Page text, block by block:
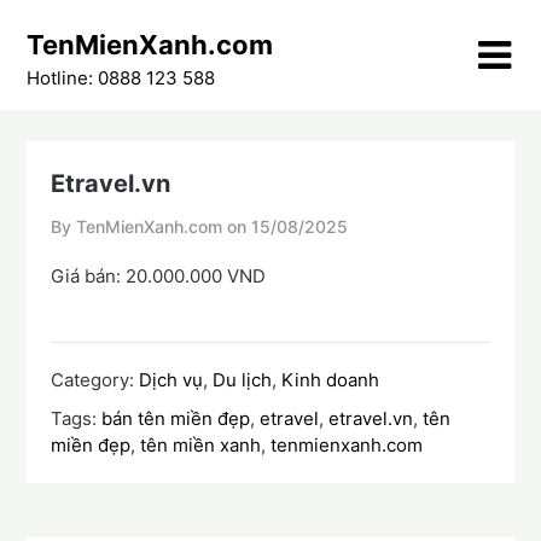
content
TenMienXanh.com
Hotline: 0888 123 588
Etravel.vn
By TenMienXanh.com on 15/08/2025
Giá bán: 20.000.000 VND
Category: Dịch vụ, Du lịch, Kinh doanh
Tags: bán tên miền đẹp,etravel,etravel.vn,tên
miền đẹp,tên miền xanh,tenmienxanh.com